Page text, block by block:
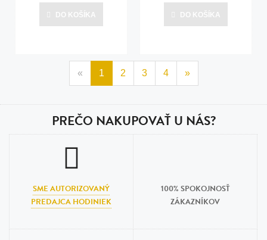
dní
Posledná aktualizácia dnes o 07:00
DO KOŠÍKA
dní
Posledná aktualizácia dnes o 07:00
DO KOŠÍKA
« 1 2 3 4 »
PREČO NAKUPOVAŤ U NÁS?
SME AUTORIZOVANÝ
PREDAJCA HODINIEK
100% SPOKOJNOSŤ
ZÁKAZNÍKOV